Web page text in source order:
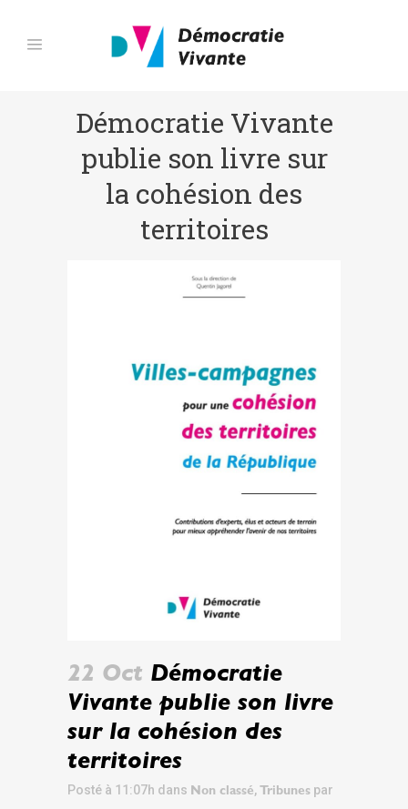
Démocratie Vivante
publie son livre sur
la cohésion des
territoires
22 Oct Démocratie
Vivante publie son livre
sur la cohésion des
territoires
Posté à 11:07h dans Non classé, Tribunes par